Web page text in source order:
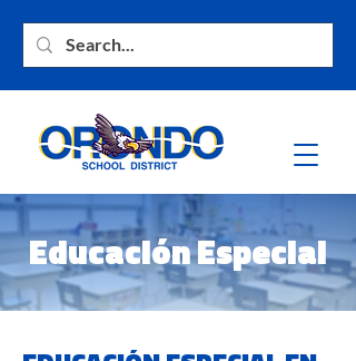
Educación Especial